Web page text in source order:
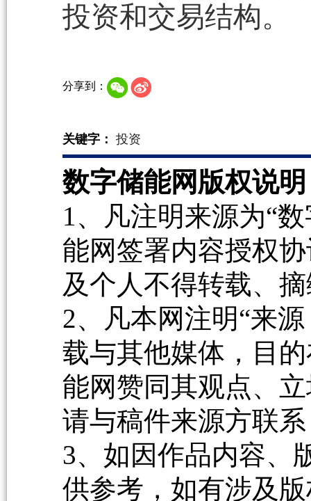
投资和交易结构。
分享到：
关键字： 投资
数字储能网版权说
1、凡注明来源为“
能网签署内容授权
及个人不得转载、
2、凡本网注明“来
载与其他媒体，目
能网赞同其观点、
请与稿件来源方联
3、如因作品内容、
供参考，如有涉及